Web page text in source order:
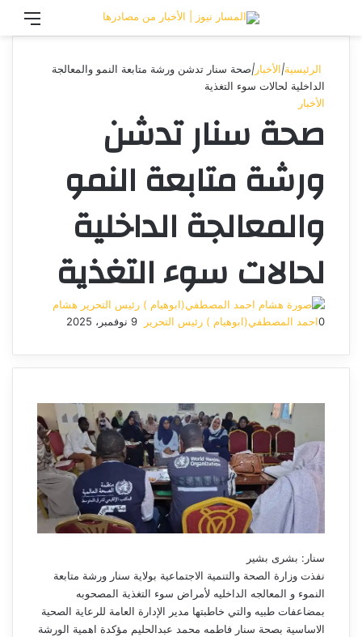
تسجيل الدخول
الرئيسية|الأخبار |صحة سنار تدشن ورشة متابعة النمو والمعالجة
الداخلية لحالات سوء التغذية
الأخبار
صحة سنار تدشن
ورشة متابعة النمو
والمعالجة الداخلية
لحالات سوء التغذية
هشام
احمد المصطفي(ابوهيام ) رئيس التحرير
أرسل
إلكترونيا
9 نوفمبر، 2025 0
سنار: بشرى بشير
نفذت وزارة الصحة والتنمية الاجتماعية بولاية سنار ورشة متابعة
النموء و المعالجه الداخليه لأمراض سوء التغذية المصحوبه
بمضاعفات طبيه والتي خاطبتها مدير الإدارة العامة للرعاية الصحية
الاساسية بصحة سنار فاطمه محمد عبدالحليم مؤكدة اهمية الورشة